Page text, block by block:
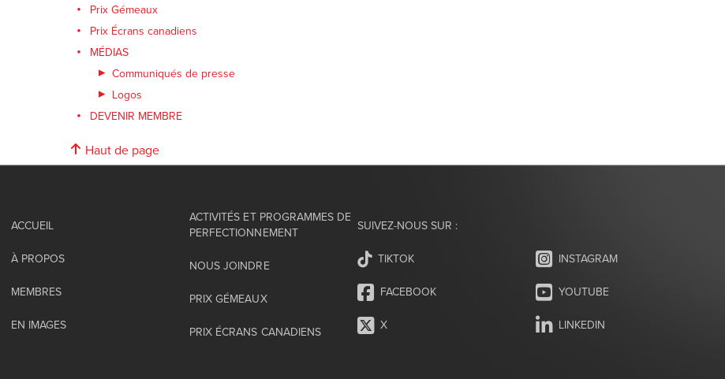
Prix Gémeaux
Prix Écrans canadiens
MÉDIAS
Communiqués de presse
Logos
DEVENIR MEMBRE
Haut de page
ACCUEIL
À PROPOS
MEMBRES
EN IMAGES
ACTIVITÉS ET PROGRAMMES DE
PERFECTIONNEMENT
NOUS JOINDRE
PRIX GÉMEAUX
PRIX ÉCRANS CANADIENS
SUIVEZ-NOUS SUR :
TIKTOK
FACEBOOK
X
INSTAGRAM
YOUTUBE
LINKEDIN